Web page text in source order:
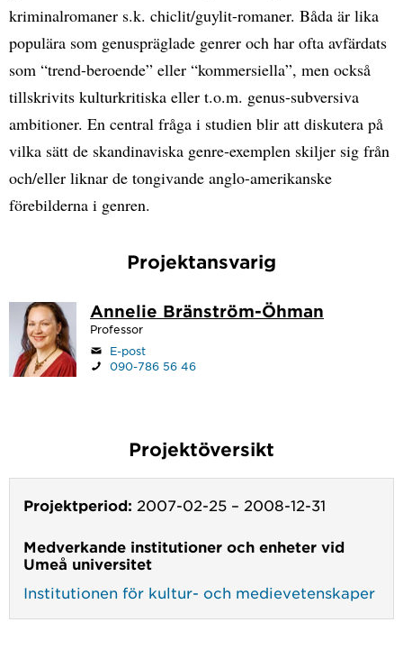
kriminalromaner s.k. chiclit/guylit-romaner. Båda är lika
populära som genuspräglade genrer och har ofta avfärdats
som “trend-beroende” eller “kommersiella”, men också
tillskrivits kulturkritiska eller t.o.m. genus-subversiva
ambitioner. En central fråga i studien blir att diskutera på
vilka sätt de skandinaviska genre-exemplen skiljer sig från
och/eller liknar de tongivande anglo-amerikanske
förebilderna i genren.
Projektansvarig
Annelie Bränström-Öhman
Professor
E-post
090-786 56 46
Projektöversikt
Projektperiod: 2007-02-25 – 2008-12-31
Medverkande institutioner och enheter vid
Umeå universitet
Institutionen för kultur- och medievetenskaper